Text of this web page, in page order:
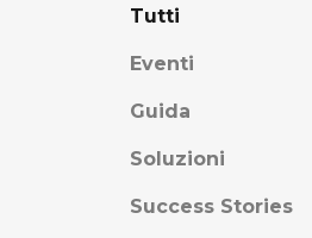
Tutti
Eventi
Guida
Soluzioni
Success Stories